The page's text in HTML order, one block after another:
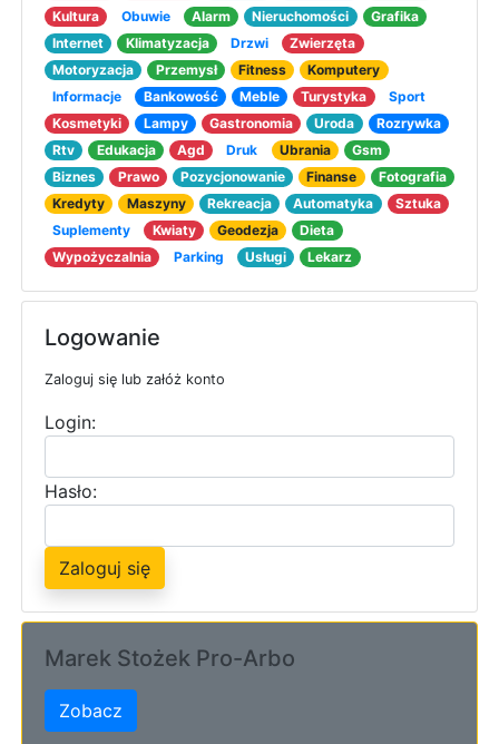
Kultura
Obuwie Alarm Nieruchomości
Grafika
Internet
Klimatyzacja Drzwi
Zwierzęta
Motoryzacja
Przemysł Fitness
Komputery
Informacje
Bankowość Meble Turystyka
Sport
Kosmetyki
Lampy Gastronomia Uroda
Rozrywka
Rtv
Edukacja Agd Druk Ubrania
Gsm
Biznes
Prawo Pozycjonowanie Finanse
Fotografia
Kredyty
Maszyny Rekreacja Automatyka
Sztuka
Suplementy
Kwiaty Geodezja
Dieta
Wypożyczalnia
Parking Usługi Lekarz
Logowanie
Zaloguj się lub załóż konto
Login:
Hasło:
Zaloguj się
Marek Stożek Pro-Arbo
Zobacz